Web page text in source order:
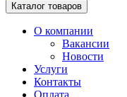
Каталог товаров
О компании
Вакансии
Новости
Услуги
Контакты
Оплата